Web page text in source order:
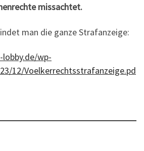
missachtet.
man die ganze Strafanzeige:
wp-
12/Voelkerrechtsstrafanzeige.pd